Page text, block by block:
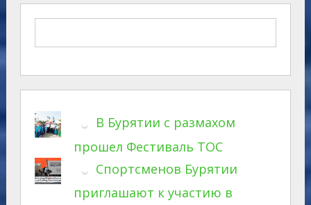
В Бурятии с размахом
прошел Фестиваль ТОС
Спортсменов Бурятии
приглашают к участию в